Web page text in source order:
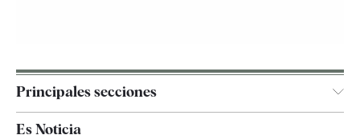
Principales secciones
España
Es Noticia